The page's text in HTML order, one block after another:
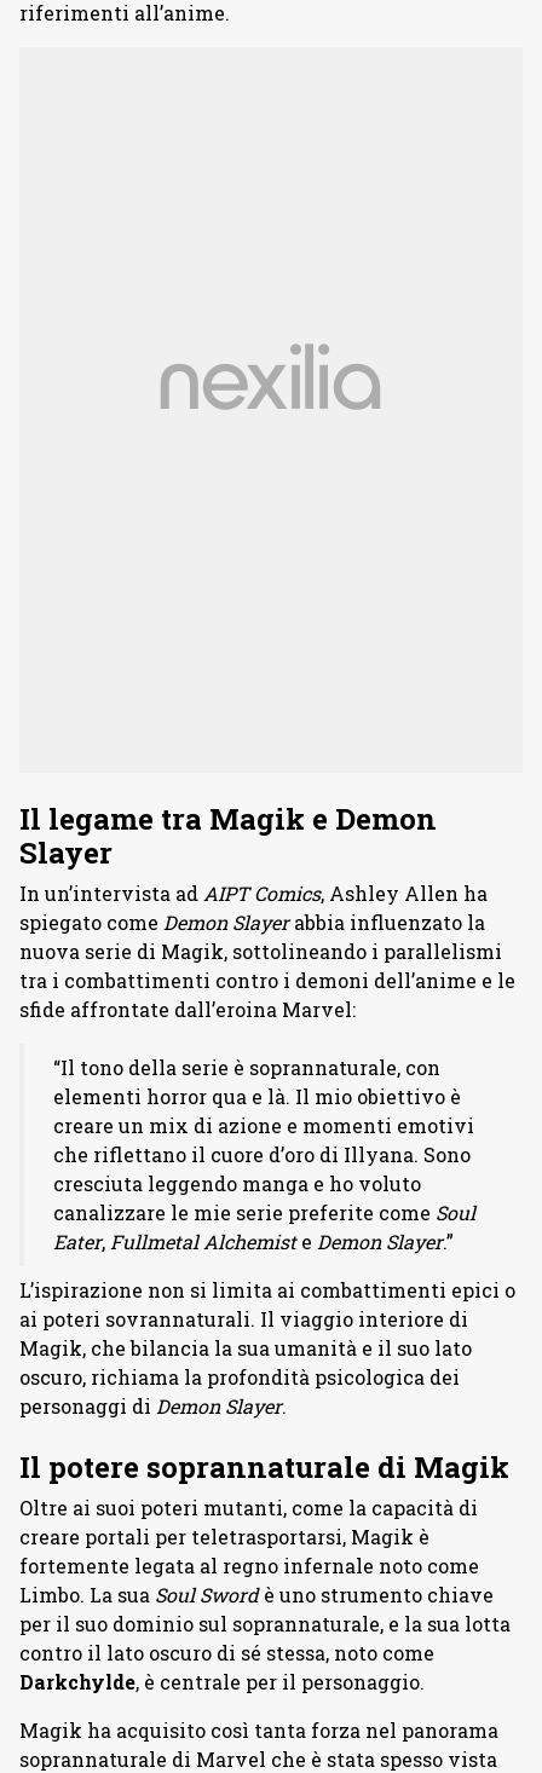
riferimenti all’anime.
Il legame tra Magik e Demon
Slayer
In un’intervista ad AIPT Comics, Ashley Allen ha
spiegato come Demon Slayerabbia influenzato la
nuova serie di Magik, sottolineando i parallelismi
tra i combattimenti contro i demoni dell’anime e le
sfide affrontate dall’eroina Marvel:
“Il tono della serie è soprannaturale, con
elementi horror qua e là. Il mio obiettivo è
creare un mix di azione e momenti emotivi
che riflettano il cuore d’oro di Illyana. Sono
cresciuta leggendo manga e ho voluto
canalizzare le mie serie preferite come Soul
Eater, Fullmetal Alchemiste Demon Slayer.”
L’ispirazione non si limita ai combattimenti epici o
ai poteri sovrannaturali. Il viaggio interiore di
Magik, che bilancia la sua umanità e il suo lato
oscuro, richiama la profondità psicologica dei
personaggi di Demon Slayer.
Il potere soprannaturale di Magik
Oltre ai suoi poteri mutanti, come la capacità di
creare portali per teletrasportarsi, Magik è
fortemente legata al regno infernale noto come
Limbo. La sua Soul Swordè uno strumento chiave
per il suo dominio sul soprannaturale, e la sua lotta
contro il lato oscuro di sé stessa, noto come
Darkchylde, è centrale per il personaggio.
Magik ha acquisito così tanta forza nel panorama
soprannaturale di Marvel che è stata spesso vista